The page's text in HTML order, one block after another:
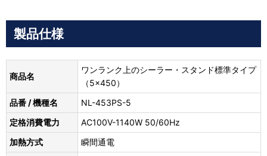
製品仕様
商品名
ワンランク上のシーラー・スタンド標準タイプ
（5×450）
品番 / 機種名
NL-453PS-5
定格消費電力
AC100V-1140W 50/60Hz
加熱方式
瞬間通電